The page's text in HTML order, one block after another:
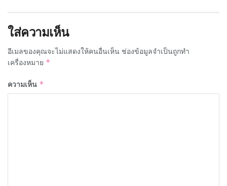
ใส่ความเห็น
อีเมลของคุณจะไม่แสดงให้คนอื่นเห็น ช่องข้อมูลจำเป็นถูกทำ
เครื่องหมาย *
ความเห็น *